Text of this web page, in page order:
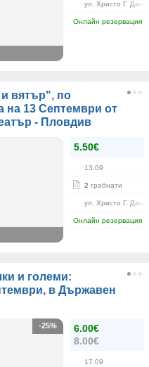
ул. Христо Г.
Онлайн резервация
вятър", по
на 13 Септември от
- Пловдив
5.50€
13.09
2 грабнати
ул. Христо Г.
Онлайн резервация
и големи:
в Държавен
6.00€
8.00€
17.09
-25%